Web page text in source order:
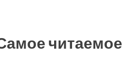
читаемое